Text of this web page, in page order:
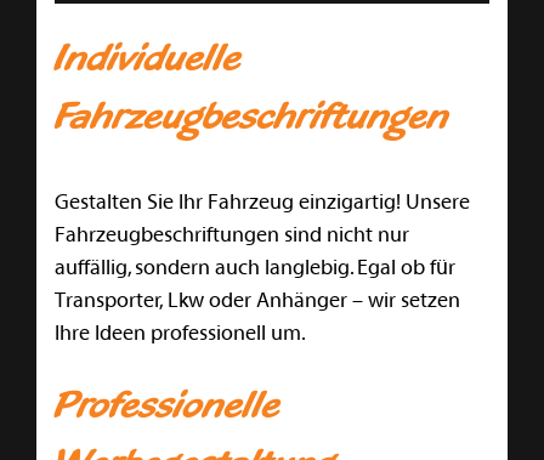
Individuelle
Fahrzeugbeschriftungen
Gestalten Sie Ihr Fahrzeug einzigartig! Unsere
Fahrzeugbeschriftungen sind nicht nur
auffällig, sondern auch langlebig. Egal ob für
Transporter, Lkw oder Anhänger – wir setzen
Ihre Ideen professionell um.
Professionelle